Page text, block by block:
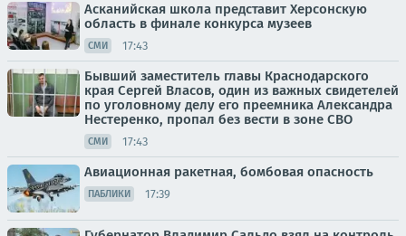
Асканийская школа представит Херсонскую
область в финале конкурса музеев
СМИ 17:43
Бывший заместитель главы Краснодарского
края Сергей Власов, один из важных свидетелей
по уголовному делу его преемника Александра
Нестеренко, пропал без вести в зоне СВО
СМИ 17:43
Авиационная ракетная, бомбовая опасность
ПАБЛИКИ 17:39